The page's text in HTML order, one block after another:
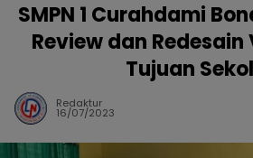
SMPN 1 Curahdami
Review dan Redesain
Tujuan
Redaktur
16/07/2023